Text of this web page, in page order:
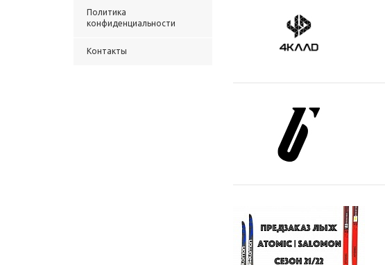
Политика
конфиденциальности
Контакты